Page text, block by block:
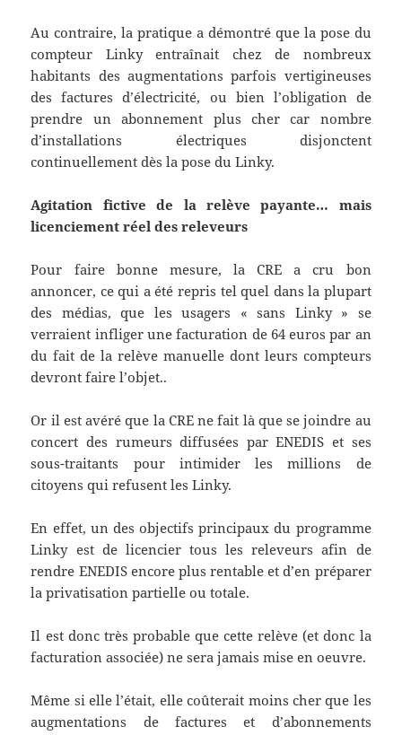
Au contraire, la pratique a démontré que la pose du
compteur Linky entraînait chez de nombreux
habitants des augmentations parfois vertigineuses
des factures d’électricité, ou bien l’obligation de
prendre un abonnement plus cher car nombre
d’installations électriques disjonctent
continuellement dès la pose du Linky.
Agitation fictive de la relève payante… mais
licenciement réel des releveurs
Pour faire bonne mesure, la CRE a cru bon
annoncer, ce qui a été repris tel quel dans la plupart
des médias, que les usagers « sans Linky » se
verraient infliger une facturation de 64 euros par an
du fait de la relève manuelle dont leurs compteurs
devront faire l’objet..
Or il est avéré que la CRE ne fait là que se joindre au
concert des rumeurs diffusées par ENEDIS et ses
sous-traitants pour intimider les millions de
citoyens qui refusent les Linky.
En effet, un des objectifs principaux du programme
Linky est de licencier tous les releveurs afin de
rendre ENEDIS encore plus rentable et d’en préparer
la privatisation partielle ou totale.
Il est donc très probable que cette relève (et donc la
facturation associée) ne sera jamais mise en oeuvre.
Même si elle l’était, elle coûterait moins cher que les
augmentations de factures et d’abonnements